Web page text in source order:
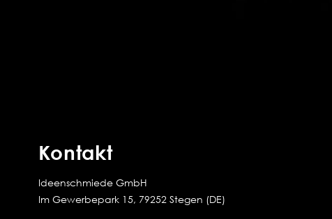
Kontakt
Ideenschmiede GmbH
Im Gewerbepark 15, 79252 Stegen (DE)